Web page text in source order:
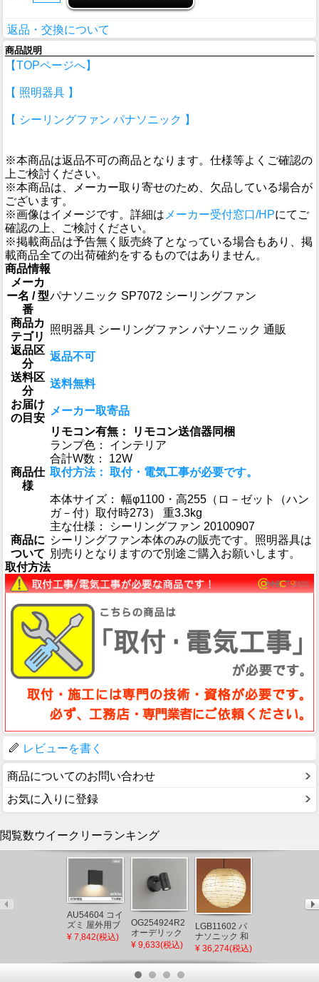
返品・交換について
商品説明
【TOPページへ】
【 照明器具 】
【 シーリングファン パナソニック 】
※本商品は返品不可の商品となります。仕様等よくご確認の
上ご検討ください。
※本商品は、メーカー取り寄せのため、欠品している場合が
ございます。
※画像はイメージです。詳細は メーカー受付窓口/HPにてご
確認の上、ご検討ください。
※掲載商品は予告無く販売終了となっている場合もあり、掲
載商品全ての出荷確約をするものではありません。
商品情報
メーカ
ー名 / 型
番
パナソニック SP7072 シーリングファン
商品カ
テゴリ
照明器具 シーリングファン パナソニック 通販
返品区
分
返品不可
送料区
分
送料無料
お届け
の目安
メーカー取寄品
商品仕
様
リモコン有無： リモコン送信器同梱
ランプ色： インテリア
合計W数： 12W
取付方法： 取付・電気工事が必要です。
本体サイズ： 幅φ1100・高255（ロ－ゼット（ハン
ガ－付）取付時273） 重3.3kg
主な仕様： シーリングファン 20100907
商品に
ついて
シーリングファン本体のみの販売です。照明器具は
別売りとなりますので別途ご購入お願いします。
取付方法
レビューを書く
商品についてのお問い合わせ
お気に入りに登録
閲覧数ウイークリーランキング
AU54604 コイ
ズミ 屋外用ブ
ラケットライ
色） 下方照射
¥ 7,842(税込)
OG254924R2
オーデリック
屋外用スポッ
ック LED(電球
色) 広角
¥ 9,633(税込)
LGB11602 パ
ナソニック 和
風ペンダント
イッチ付 φ550
¥ 36,274(税込)
OC257263LCR